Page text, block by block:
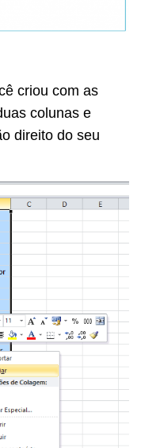
criou com as
colunas e
direito do seu